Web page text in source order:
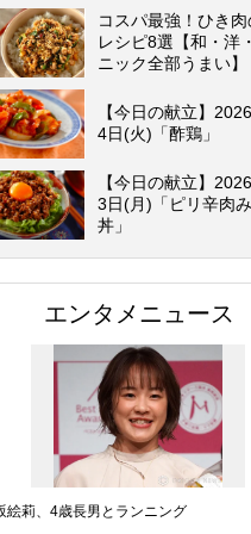
コスパ最強！ひき肉
レシピ8選【和・洋
ニック全部うまい】
【今日の献立】
4日(火)「酢鶏」
【今日の献立】
3日(月)「ピリ辛肉
丼」
エンタメニュース
絵莉、4歳長男とランニング